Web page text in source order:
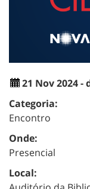
21 Nov 2024 -
Categoria:
Encontro
Onde:
Presencial
Local: